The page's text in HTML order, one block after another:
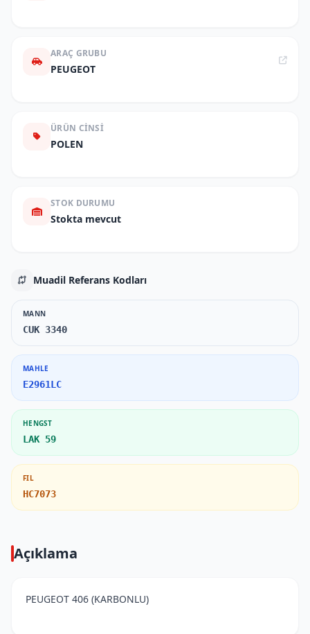
ARAÇ GRUBU
PEUGEOT
ÜRÜN CINSI
POLEN
STOK DURUMU
Stokta mevcut
Muadil Referans Kodları
MANN
CUK 3340
MAHLE
E2961LC
HENGST
LAK 59
FIL
HC7073
Açıklama
PEUGEOT 406 (KARBONLU)